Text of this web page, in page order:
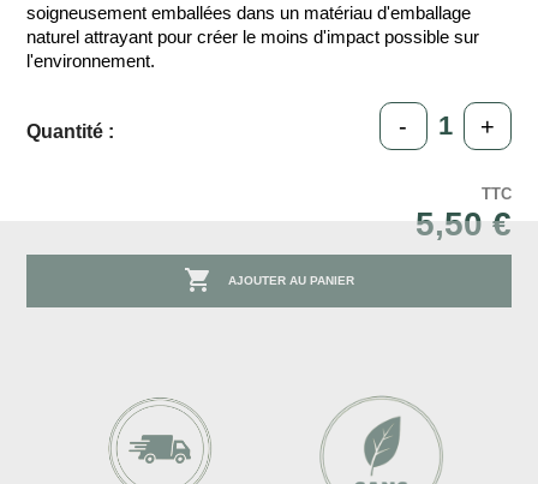
soigneusement emballées dans un matériau d'emballage
naturel attrayant pour créer le moins d'impact possible sur
l'environnement.
Quantité : - +
TTC
5,50 €
 AJOUTER AU PANIER